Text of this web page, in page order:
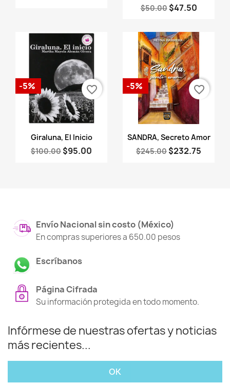
$50.00 $47.50
Vista rápida
Giraluna, El Inicio
$100.00 $95.00
-5% favorite_border
Vista rápida
SANDRA, Secreto Amor
$245.00 $232.75
-5% favorite_border
Envío Nacional sin costo (México)
En compras superiores a 650.00 pesos
Escríbanos
Página Cifrada
Su información protegida en todo momento.
Infórmese de nuestras ofertas y noticias
más recientes...